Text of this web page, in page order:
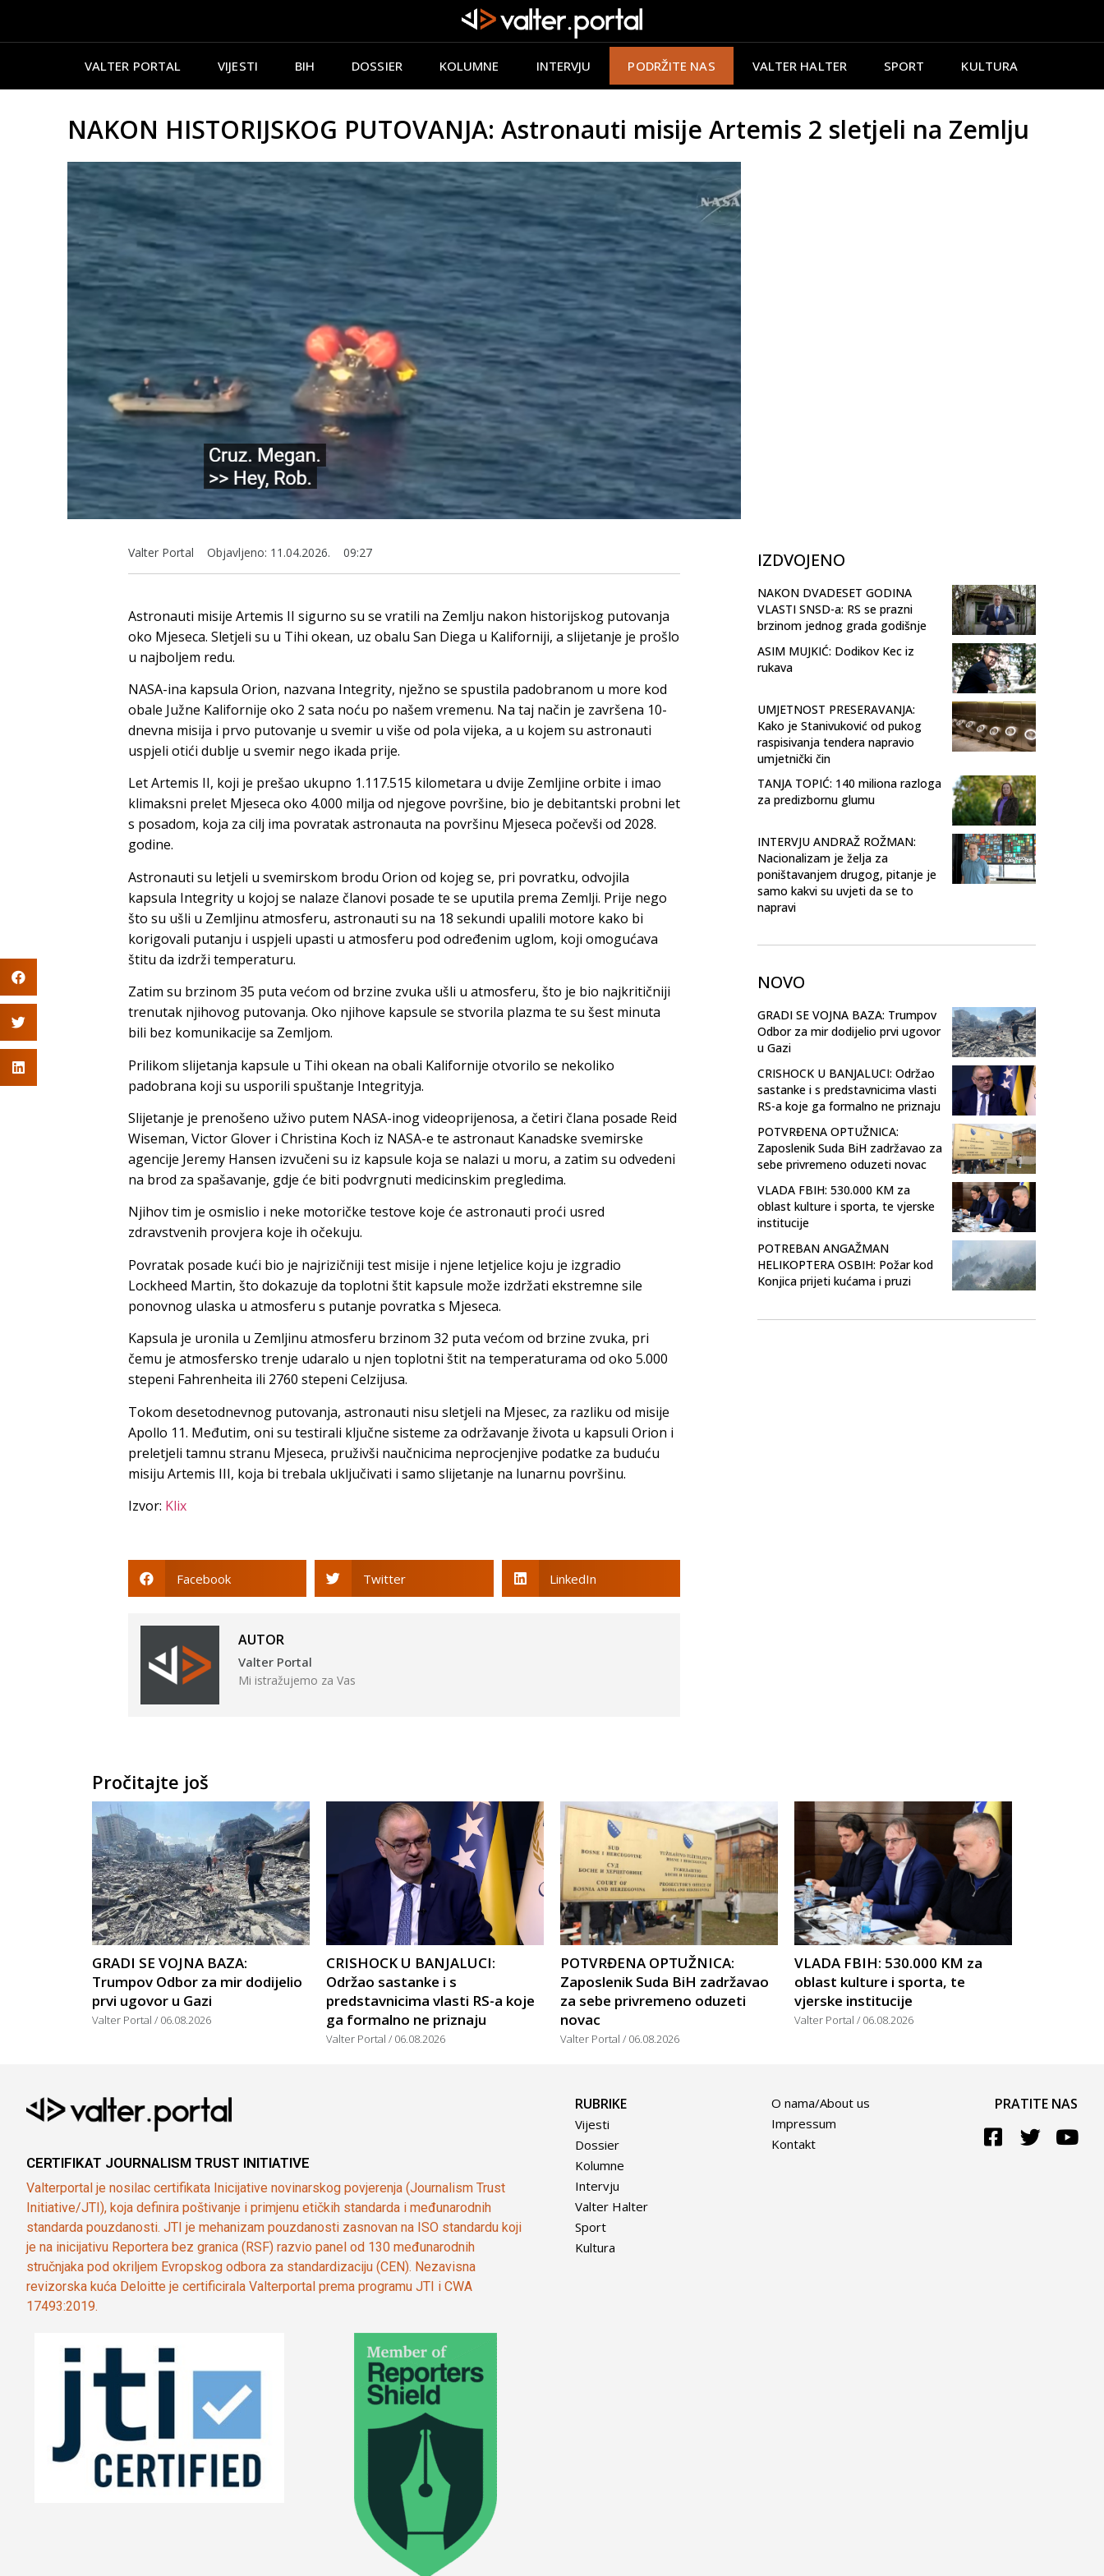
VALTER PORTAL VIJESTI BIH DOSSIER KOLUMNE INTERVJU PODRŽITE NAS VALTER HALTER SPORT KULTURA
NAKON HISTORIJSKOG PUTOVANJA: Astronauti misije Artemis 2 sletjeli na Zemlju
Valter Portal Objavljeno: 11.04.2026. 09:27
Astronauti misije Artemis II sigurno su se vratili na Zemlju nakon historijskog putovanja
oko Mjeseca. Sletjeli su u Tihi okean, uz obalu San Diega u Kaliforniji, a slijetanje je prošlo
u najboljem redu.
NASA-ina kapsula Orion, nazvana Integrity, nježno se spustila padobranom u more kod
obale Južne Kalifornije oko 2 sata noću po našem vremenu. Na taj način je završena 10-
dnevna misija i prvo putovanje u svemir u više od pola vijeka, a u kojem su astronauti
uspjeli otići dublje u svemir nego ikada prije.
Let Artemis II, koji je prešao ukupno 1.117.515 kilometara u dvije Zemljine orbite i imao
klimaksni prelet Mjeseca oko 4.000 milja od njegove površine, bio je debitantski probni let
s posadom, koja za cilj ima povratak astronauta na površinu Mjeseca počevši od 2028.
godine.
Astronauti su letjeli u svemirskom brodu Orion od kojeg se, pri povratku, odvojila
kapsula Integrity u kojoj se nalaze članovi posade te se uputila prema Zemlji. Prije nego
što su ušli u Zemljinu atmosferu, astronauti su na 18 sekundi upalili motore kako bi
korigovali putanju i uspjeli upasti u atmosferu pod određenim uglom, koji omogućava
štitu da izdrži temperaturu.
Zatim su brzinom 35 puta većom od brzine zvuka ušli u atmosferu, što je bio najkritičniji
trenutak njihovog putovanja. Oko njihove kapsule se stvorila plazma te su šest minuta
bili bez komunikacije sa Zemljom.
Prilikom slijetanja kapsule u Tihi okean na obali Kalifornije otvorilo se nekoliko
padobrana koji su usporili spuštanje Integrityja.
Slijetanje je prenošeno uživo putem NASA-inog videoprijenosa, a četiri člana posade Reid
Wiseman, Victor Glover i Christina Koch iz NASA-e te astronaut Kanadske svemirske
agencije Jeremy Hansen izvučeni su iz kapsule koja se nalazi u moru, a zatim su odvedeni
na brod za spašavanje, gdje će biti podvrgnuti medicinskim pregledima.
Njihov tim je osmislio i neke motoričke testove koje će astronauti proći usred
zdravstvenih provjera koje ih očekuju.
Povratak posade kući bio je najrizičniji test misije i njene letjelice koju je izgradio
Lockheed Martin, što dokazuje da toplotni štit kapsule može izdržati ekstremne sile
ponovnog ulaska u atmosferu s putanje povratka s Mjeseca.
Kapsula je uronila u Zemljinu atmosferu brzinom 32 puta većom od brzine zvuka, pri
čemu je atmosfersko trenje udaralo u njen toplotni štit na temperaturama od oko 5.000
stepeni Fahrenheita ili 2760 stepeni Celzijusa.
Tokom desetodnevnog putovanja, astronauti nisu sletjeli na Mjesec, za razliku od misije
Apollo 11. Međutim, oni su testirali ključne sisteme za održavanje života u kapsuli Orion i
preletjeli tamnu stranu Mjeseca, pruživši naučnicima neprocjenjive podatke za buduću
misiju Artemis III, koja bi trebala uključivati i samo slijetanje na lunarnu površinu.
Izvor: Klix
Facebook Twitter LinkedIn
AUTOR
Valter Portal
Mi istražujemo za Vas
IZDVOJENO
NAKON DVADESET GODINA
VLASTI SNSD-a: RS se prazni
brzinom jednog grada godišnje
ASIM MUJKIĆ: Dodikov Kec iz
rukava
UMJETNOST PRESERAVANJA:
Kako je Stanivuković od pukog
raspisivanja tendera napravio
umjetnički čin
TANJA TOPIĆ: 140 miliona razloga
za predizbornu glumu
INTERVJU ANDRAŽ ROŽMAN:
Nacionalizam je želja za
poništavanjem drugog, pitanje je
samo kakvi su uvjeti da se to
napravi
NOVO
GRADI SE VOJNA BAZA: Trumpov
Odbor za mir dodijelio prvi ugovor
u Gazi
CRISHOCK U BANJALUCI: Održao
sastanke i s predstavnicima vlasti
RS-a koje ga formalno ne priznaju
POTVRĐENA OPTUŽNICA:
Zaposlenik Suda BiH zadržavao za
sebe privremeno oduzeti novac
VLADA FBIH: 530.000 KM za
oblast kulture i sporta, te vjerske
institucije
POTREBAN ANGAŽMAN
HELIKOPTERA OSBIH: Požar kod
Konjica prijeti kućama i pruzi
Pročitajte još
GRADI SE VOJNA BAZA:
Trumpov Odbor za mir dodijelio
prvi ugovor u Gazi
Valter Portal 06.08.2026
CRISHOCK U BANJALUCI:
Održao sastanke i s
predstavnicima vlasti RS-a koje
ga formalno ne priznaju
Valter Portal 06.08.2026
POTVRĐENA OPTUŽNICA:
Zaposlenik Suda BiH zadržavao
za sebe privremeno oduzeti
novac
Valter Portal 06.08.2026
VLADA FBIH: 530.000 KM za
oblast kulture i sporta, te
vjerske institucije
Valter Portal 06.08.2026
CERTIFIKAT JOURNALISM TRUST INITIATIVE
Valterportal je nosilac certifikata Inicijative novinarskog povjerenja (Journalism Trust
Initiative/JTI), koja definira poštivanje i primjenu etičkih standarda i međunarodnih
standarda pouzdanosti. JTI je mehanizam pouzdanosti zasnovan na ISO standardu koji
je na inicijativu Reportera bez granica (RSF) razvio panel od 130 međunarodnih
stručnjaka pod okriljem Evropskog odbora za standardizaciju (CEN). Nezavisna
revizorska kuća Deloitte je certificirala Valterportal prema programu JTI i CWA
17493:2019.
RUBRIKE
Vijesti
Dossier
Kolumne
Intervju
Valter Halter
Sport
Kultura
O nama/About us
Impressum
Kontakt
PRATITE NAS